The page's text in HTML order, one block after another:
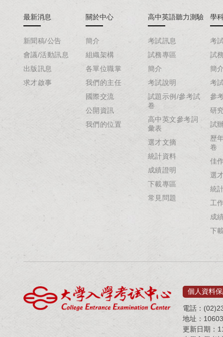
最新消息
新聞稿/公告
會議/活動訊息
出版訊息
求才啟事
關於中心
簡介
組織架構
各單位職掌
我們的主任
國際交流
公開資訊
我們的位置
高中英語聽力測驗
考試訊息
試務專區
簡介
考試說明
試題示例/參考試
卷
高中英文參考詞
彙表
選才文摘
統計資料
成績證明
下載專區
常見問題
學
考
試
簡介
考
參
研
試
歷
卷
佳
選
統
工
成
下
個人資料
電話：
地址：
更新日期：